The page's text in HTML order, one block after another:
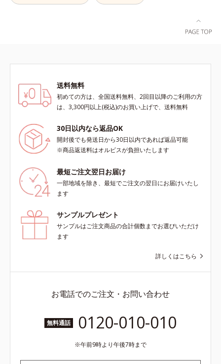
こちでこわばった肌を解きほぐし、
おいと柔らかさを与える保湿成分
おいとハリ感のある肌へ。目元はも
送料無料
初めての方は、全国送料無料、2回目以降のご利用の方
は、3,300円以上(税込)のお買い上げで、送料無料
30日以内なら返品OK
開封後でも発送日から30日以内であれば返品可能
※商品返送料はオルビスが負担いたします
最短ご注文翌日お届け
一部地域を除き、最短でご注文の翌日にお届けいたし
ます
サンプルプレゼント
サンプルはご注文商品の合計個数までお選びいただけ
ます
詳しくはこちら
お電話でのご注文・お問い合わせ
無料通話 0120-010-010
午前9時より午後7時まで